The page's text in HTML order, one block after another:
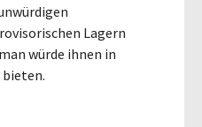
Lagern
würde ihnen in